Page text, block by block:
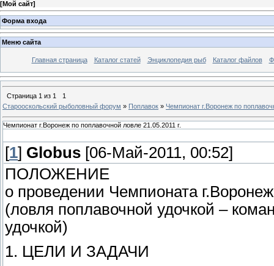
[Мой сайт]
Форма входа
Меню сайта
Главная страница Каталог статей Энциклопедия рыб Каталог файлов
Страница 1 из 1
1
Старооскольский рыболовный форум » Поплавок » Чемпионат г.Воронеж по
Чемпионат г.Воронеж по поплавочной ловле 21.05.2011 г.
[1] Globus [06-Май-2011, 00:52]
ПОЛОЖЕНИЕ
о проведении Чемпионата
(ловля поплавочной удочкой –
удочкой)
1. ЦЕЛИ И ЗАДАЧИ